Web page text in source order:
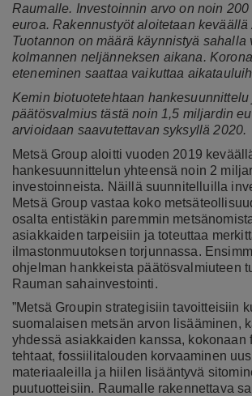
Raumalle. Investoinnin arvo on noin
euroa. Rakennustyöt aloitetaan keväällä
Tuotannon on määrä käynnistyä sahalla
kolmannen neljänneksen aikana.
eteneminen saattaa vaikuttaa
Kemin biotuotetehtaan hankesuunnittelu
päätösvalmius tästä noin 1,5 miljardin
arvioidaan saavutettavan syksyllä 2020.
Metsä Group aloitti vuoden 2019
hankesuunnittelun yhteensä noin 2
investoinneista. Näillä suunnitelluilla
Metsä Group vastaa koko
osalta entistäkin paremmin
asiakkaiden tarpeisiin ja toteuttaa
ilmastonmuutoksen torjunnassa.
ohjelman hankkeista päätösvalmiuteen
Rauman sahainvestointi.
”Metsä Groupin strategisiin tavoitteisiin
suomalaisen metsän arvon lisääminen,
yhdessä asiakkaiden kanssa, kokonaan
tehtaat,fossiilitalouden korvaaminen
materiaaleilla ja hiilen lisääntyvä
puutuotteisiin. Raumalle rakennettava